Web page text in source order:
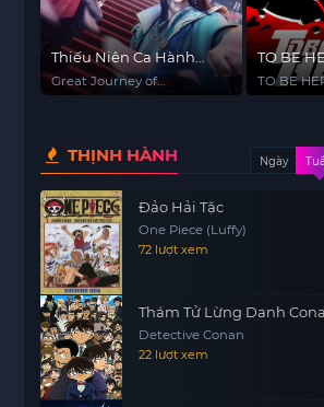
Thiếu Niên Ca Hành
(Phần 2)
Great Journey of
TO BE
TO BE
THỊNH HÀNH Ngày
Đảo Hải Tặc
One Piece (Luffy)
72 lượt xem
Thám Tử Lừng Danh
Detective Conan
22 lượt xem